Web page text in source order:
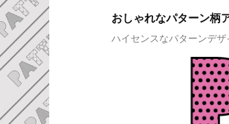
おしゃれなパターン柄
ハイセンスなパターンデ